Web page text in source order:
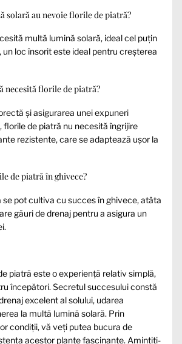
solară au nevoie florile de piatră?
multă lumină solară, ideal cel puțin
un loc însorit este ideal pentru creșterea
necesită florile de piatră?
și asigurarea unei expuneri
florile de piatră nu necesită îngrijire
rezistente, care se adaptează ușor la
de piatră în ghivece?
se pot cultiva cu succes în ghivece, atâta
găuri de drenaj pentru a asigura un
piatră este o experiență relativ simplă,
începători. Secretul succesului constă
excelent al solului, udarea
la multă lumină solară. Prin
condiții, vă veți putea bucura de
acestor plante fascinante. Amintiți-